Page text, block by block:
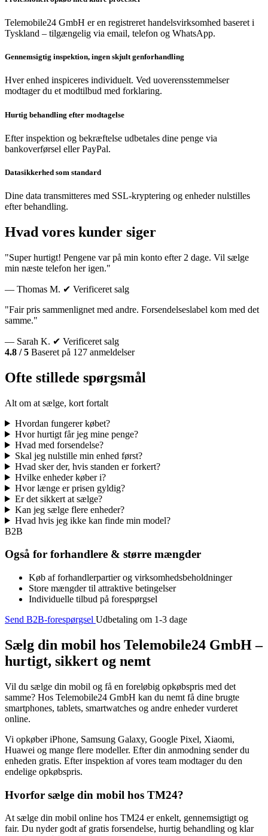
Telemobile24 GmbH er en registreret handelsvirksomhed baseret i
Tyskland – tilgængelig via email, telefon og WhatsApp.
Gennemsigtig inspektion, ingen skjult genforhandling
Hver enhed inspiceres individuelt. Ved uoverensstemmelser
modtager du et modtilbud med forklaring.
Hurtig behandling efter modtagelse
Efter inspektion og bekræftelse udbetales dine penge via
bankoverførsel eller PayPal.
Datasikkerhed som standard
Dine data transmitteres med SSL-kryptering og enheder nulstilles
efter behandling.
Hvad vores kunder siger
"Super hurtigt! Pengene var på min konto efter 2 dage. Vil sælge
min næste telefon her igen."
— Thomas M. ✔ Verificeret salg
"Fair pris sammenlignet med andre. Forsendelseslabel kom med det
samme."
— Sarah K. ✔ Verificeret salg
4.8 / 5 Baseret på 127 anmeldelser
Ofte stillede spørgsmål
Alt om at sælge, kort fortalt
Hvordan fungerer købet?
Hvor hurtigt får jeg mine penge?
Hvad med forsendelse?
Skal jeg nulstille min enhed først?
Hvad sker der, hvis standen er forkert?
Hvilke enheder køber i?
Hvor længe er prisen gyldig?
Er det sikkert at sælge?
Kan jeg sælge flere enheder?
Hvad hvis jeg ikke kan finde min model?
B2B
Også for forhandlere & større mængder
Køb af forhandlerpartier og virksomhedsbeholdninger
Store mængder til attraktive betingelser
Individuelle tilbud på forespørgsel
Send B2B-forespørgsel Udbetaling om 1-3 dage
Sælg din mobil hos Telemobile24 GmbH –
hurtigt, sikkert og nemt
Vil du sælge din mobil og få en foreløbig opkøbspris med det
samme? Hos Telemobile24 GmbH kan du nemt få dine brugte
smartphones, tablets, smartwatches og andre enheder vurderet
online.
Vi opkøber iPhone, Samsung Galaxy, Google Pixel, Xiaomi,
Huawei og mange flere modeller. Efter din anmodning sender du
enheden gratis. Efter inspektion af vores team modtager du den
endelige opkøbspris.
Hvorfor sælge din mobil hos TM24?
At sælge din mobil online hos TM24 er enkelt, gennemsigtigt og
fair. Du nyder godt af gratis forsendelse, hurtig behandling og klar